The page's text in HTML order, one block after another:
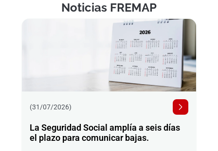
Noticias FREMAP
(31/07/2026)
La Seguridad Social amplía a seis días
el plazo para comunicar bajas.